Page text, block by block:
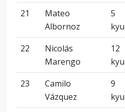
21
Mateo
Albornoz
5
kyu
22
Nicolás
Marengo
12
kyu
23
Camilo
Vázquez
9
kyu